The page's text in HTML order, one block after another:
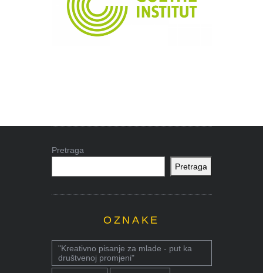
Pretraga
Pretraga
OZNAKE
"Kreativno pisanje za mlade - put ka
društvenoj promjeni"